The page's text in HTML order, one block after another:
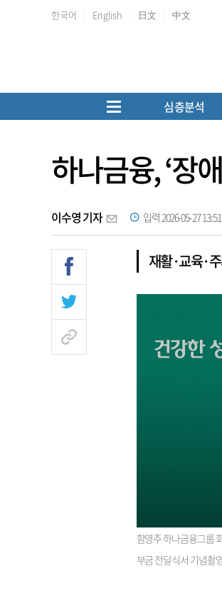
한국어 English 日文 中文
심층분석
하나금융, ‘장
이수영 기자 입력 2026-05-27
재활·교육·
함영주 하나금융그룹
부금 전달식서 기념촬